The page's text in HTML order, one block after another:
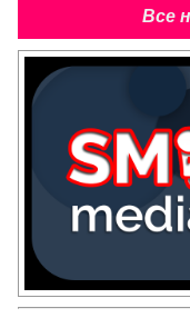
Все